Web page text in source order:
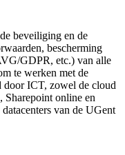
beveiliging en de
bescherming
GDPR, etc.) van alle
te werken met de
door ICT, zowel de cloud
Sharepoint online en
van de UGent